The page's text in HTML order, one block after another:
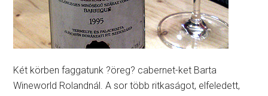
Két körben faggatunk ?öreg? cabernet-ket Barta
Wineworld Rolandnál. A sor több ritkaságot, elfeledett,